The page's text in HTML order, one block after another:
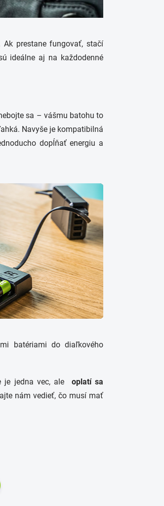
prestane fungovať, stačí
ideálne aj na každodenné
sa – vášmu batohu to
Navyše je kompatibilná
dopĺňať energiu a
batériami do diaľkového
je jedna vec, ale oplatí sa
nám vedieť, čo musí mať